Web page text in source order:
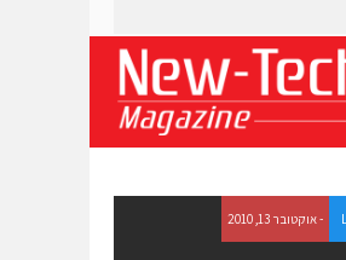
- אוקטובר 13, 2010